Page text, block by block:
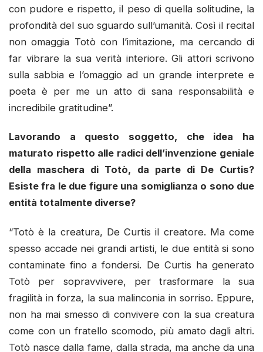
con pudore e rispetto, il peso di quella solitudine, la
profondità del suo sguardo sull’umanità. Così il recital
non omaggia Totò con l’imitazione, ma cercando di
far vibrare la sua verità interiore. Gli attori scrivono
sulla sabbia e l’omaggio ad un grande interprete e
poeta è per me un atto di sana responsabilità e
incredibile gratitudine”.
Lavorando a questo soggetto, che idea ha
maturato rispetto alle radici dell’invenzione geniale
della maschera di Totò, da parte di De Curtis?
Esiste fra le due figure una somiglianza o sono due
entità totalmente diverse?
“Totò è la creatura, De Curtis il creatore. Ma come
spesso accade nei grandi artisti, le due entità si sono
contaminate fino a fondersi. De Curtis ha generato
Totò per sopravvivere, per trasformare la sua
fragilità in forza, la sua malinconia in sorriso. Eppure,
non ha mai smesso di convivere con la sua creatura
come con un fratello scomodo, più amato dagli altri.
Totò nasce dalla fame, dalla strada, ma anche da una